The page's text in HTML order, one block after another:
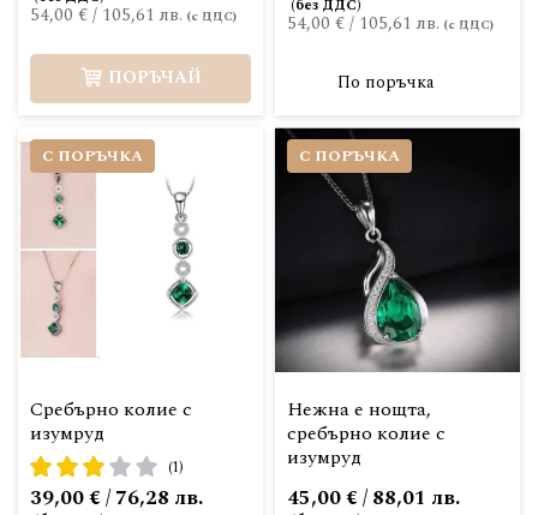
54,00 €/ 105,61 лв.
ПОРЪЧАЙ
54,00 €/ 105,61 лв.
По поръчка
С ПОРЪЧКА
Сребърно колие с
изумруд
рейтинг:
60%
(1)
39,00 € / 76,28 лв.
С ПОРЪЧКА
Нежна е нощта,
сребърно колие с
изумруд
45,00 € / 88,01 лв.